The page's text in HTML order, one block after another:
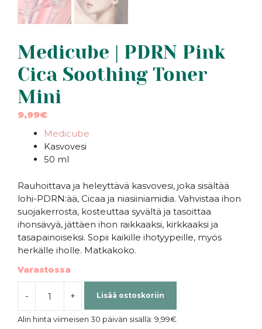
Medicube | PDRN Pink
Cica Soothing Toner
Mini
9,99€
Medicube
Kasvovesi
50 ml
Rauhoittava ja heleyttävä kasvovesi, joka sisältää
lohi-PDRN:ää, Cicaa ja niasiiniamidia. Vahvistaa ihon
suojakerrosta, kosteuttaa syvältä ja tasoittaa
ihonsävyä, jättäen ihon raikkaaksi, kirkkaaksi ja
tasapainoiseksi. Sopii kaikille ihotyypeille, myös
herkälle iholle. Matkakoko.
Varastossa
-
Medicube
|
+ Lisää ostoskoriin
Alin hinta viimeisen 30 päivän sisällä: 9,99€.